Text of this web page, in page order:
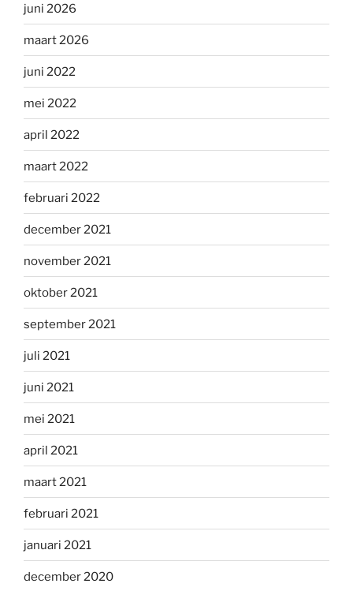
juni 2026
maart 2026
juni 2022
mei 2022
april 2022
maart 2022
februari 2022
december 2021
november 2021
oktober 2021
september 2021
juli 2021
juni 2021
mei 2021
april 2021
maart 2021
februari 2021
januari 2021
december 2020